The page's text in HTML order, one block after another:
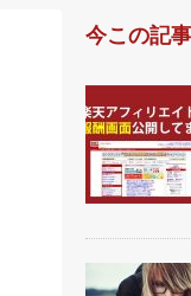
今この記